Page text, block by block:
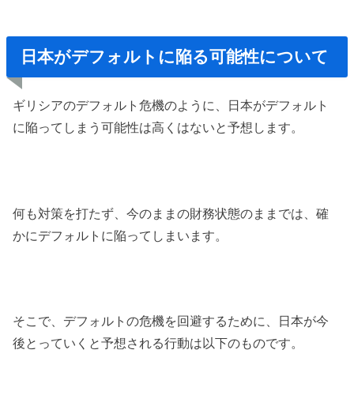
日本がデフォルトに陥る可能性について
ギリシアのデフォルト危機のように、日本がデフォルト
に陥ってしまう可能性は高くはないと予想します。
何も対策を打たず、今のままの財務状態のままでは、確
かにデフォルトに陥ってしまいます。
そこで、デフォルトの危機を回避するために、日本が今
後とっていくと予想される行動は以下のものです。